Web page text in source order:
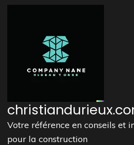
Aller
Votre référence en conseils et
pour la construction